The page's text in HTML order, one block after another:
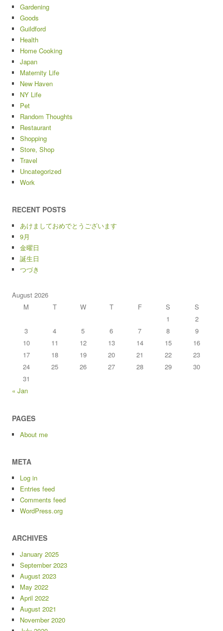
Gardening
Goods
Guildford
Health
Home Cooking
Japan
Maternity Life
New Haven
NY Life
Pet
Random Thoughts
Restaurant
Shopping
Store, Shop
Travel
Uncategorized
Work
RECENT POSTS
あけましておめでとうございます
9月
金曜日
誕生日
つづき
August 2026
M
T W T F S
S
1
2
3
4 5 6 7 8
9
10
11 12 13 14 15
16
17
18 19 20 21 22
23
24
25 26 27 28 29
30
31
« Jan
PAGES
About me
META
Log in
Entries feed
Comments feed
WordPress.org
ARCHIVES
January 2025
September 2023
August 2023
May 2022
April 2022
August 2021
November 2020